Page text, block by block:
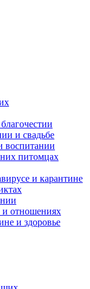
и свадьбе
воспитании
питомцах
и карантине
отношениях
и здоровье